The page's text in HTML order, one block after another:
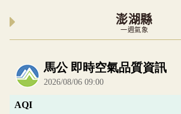
澎湖縣
一週氣象
內嵌空氣品質小工具為視覺預